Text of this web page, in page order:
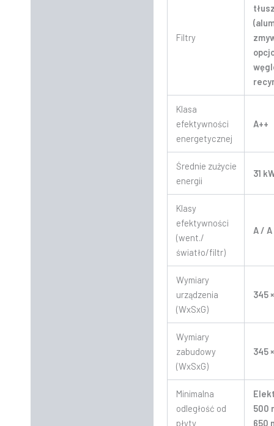
Filtry
Klasa
efektywności
energetycznej
A++
Średnie zużycie
energii
31
Klasy
efektywności
(went./
światło/filtr)
A /
Wymiary
urządzenia
(WxSxG)
345
Wymiary
zabudowy
(WxSxG)
345
Minimalna
odległość od
płyty
500
650